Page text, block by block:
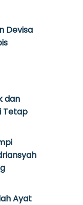
Devisa
dan
Tetap
Ayat